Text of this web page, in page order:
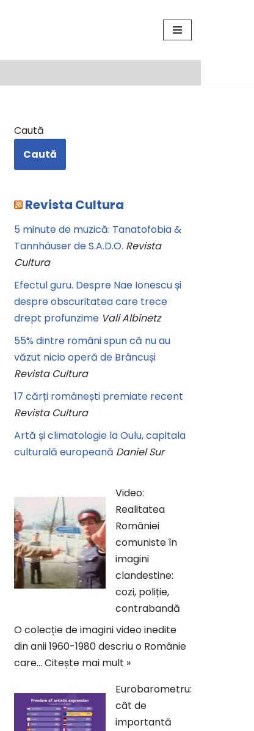
Caută
Caută
Revista Cultura
5 minute de muzică: Tanatofobia &
Tannhäuser de S.A.D.O. Revista
Cultura
Efectul guru. Despre Nae Ionescu și
despre obscuritatea care trece
drept profunzime Vali Albinetz
55% dintre români spun că nu au
văzut nicio operă de Brâncuși
Revista Cultura
17 cărți românești premiate recent
Revista Cultura
Artă și climatologie la Oulu, capitala
culturală europeană Daniel Sur
Video:
Realitatea
României
comuniste în
imagini
clandestine:
cozi, poliție,
contrabandă
O colecție de imagini video inedite
din anii 1960-1980 descriu o Românie
care… Citește mai mult »
Eurobarometru:
cât de
importantă